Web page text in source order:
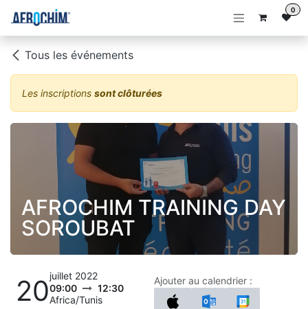
Se rendre au contenu 0
Tous les événements
Les inscriptions sont clôturées
AFROCHIM TRAINING DAY
SOROUBAT
20juillet 2022
09:00
12:30
Africa/Tunis
Ajouter au calendrier :